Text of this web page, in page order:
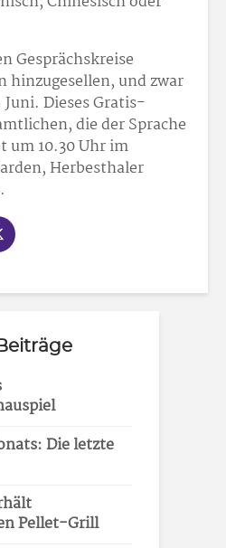
Gesprächskreise
hinzugesellen, und zwar
Dieses Gratis-
die der Sprache
um 10.30 Uhr im
Herbesthaler
Die letzte
Pellet-Grill